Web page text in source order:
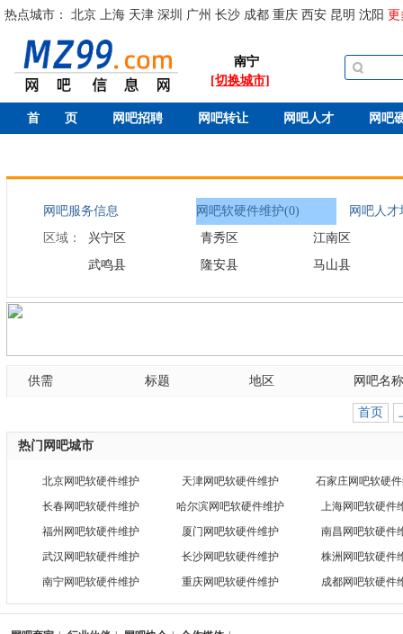
热点城市： 北京 上海 天津 深圳 广州 长沙 成都 重庆 西安 昆明 沈阳 更
南宁
[切换城市]
首 页 网吧招聘 网吧转让 网吧人才 网吧
网吧服务信息 网吧软硬件维护(0)
网吧人
区域：
兴宁区 青秀区
江南区
武鸣县
隆安县 马山县
供需 标题 地区 网吧名称
首页
热门网吧城市
北京网吧软硬件维护 天津网吧软硬件维护
石家庄网吧软硬
长春网吧软硬件维护
哈尔滨网吧软硬件维护
上海网吧软硬件
福州网吧软硬件维护
厦门网吧软硬件维护
南昌网吧软硬件
武汉网吧软硬件维护
长沙网吧软硬件维护
株洲网吧软硬件
南宁网吧软硬件维护
重庆网吧软硬件维护 成都网吧软硬件